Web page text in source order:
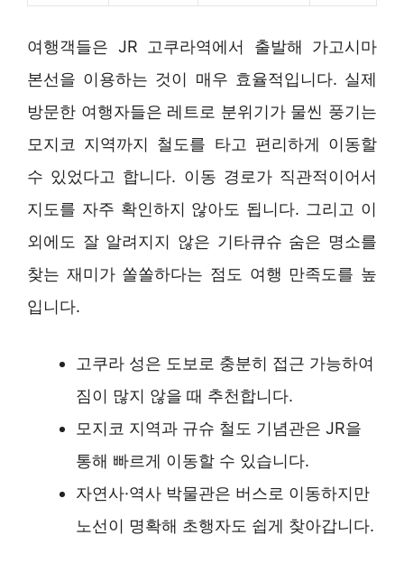
여행객들은 JR 고쿠라역에서 출발해 가고시마
본선을 이용하는 것이 매우 효율적입니다. 실제
방문한 여행자들은 레트로 분위기가 물씬 풍기는
모지코 지역까지 철도를 타고 편리하게 이동할
수 있었다고 합니다. 이동 경로가 직관적이어서
지도를 자주 확인하지 않아도 됩니다. 그리고 이
외에도 잘 알려지지 않은 기타큐슈 숨은 명소를
찾는 재미가 쏠쏠하다는 점도 여행 만족도를 높
입니다.
고쿠라 성은 도보로 충분히 접근 가능하여
짐이 많지 않을 때 추천합니다.
모지코 지역과 규슈 철도 기념관은 JR을
통해 빠르게 이동할 수 있습니다.
자연사·역사 박물관은 버스로 이동하지만
노선이 명확해 초행자도 쉽게 찾아갑니다.